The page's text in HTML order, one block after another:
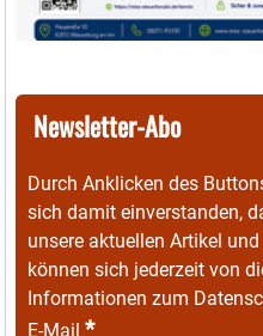
Newsletter-Abo
Durch Anklicken des
sich damit einverstanden,
unsere aktuellen Artikel
können sich jederzeit von
Informationen zum
E-Mail *